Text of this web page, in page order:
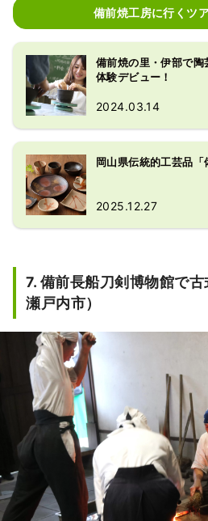
備前焼工房に行くツ
備前焼の里・伊部で陶
体験デビュー！
2024.03.14
岡山県伝統的工芸品「
2025.12.27
7. 備前長船刀剣博物館で
瀬戸内市）